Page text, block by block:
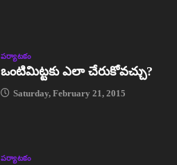
పర్యాటకం
ఒంటిమిట్టకు ఎలా చేరుకోవచ్చు?
Saturday, February 21, 2015
పర్యాటకం